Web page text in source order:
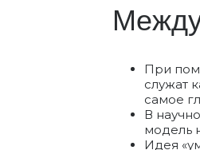
При
служат
самое
В
модель
Идея